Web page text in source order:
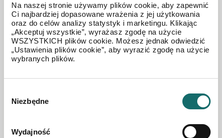
Na naszej stronie używamy plików cookie, aby zapewnić
Ci najbardziej dopasowane wrażenia z jej użytkowania
oraz do celów analizy statystyk i marketingu. Klikając
„Akceptuj wszystkie”, wyrażasz zgodę na użycie
WSZYSTKICH plików cookie. Możesz jednak odwiedzić
„Ustawienia plików cookie”, aby wyrazić zgodę na użycie
wybranych plików.
zgody
Niezbędne
Wydajność
DZIAŁKA NA SPRZEDAŻ
DZIAŁKA PEŁNA ZIELENI.